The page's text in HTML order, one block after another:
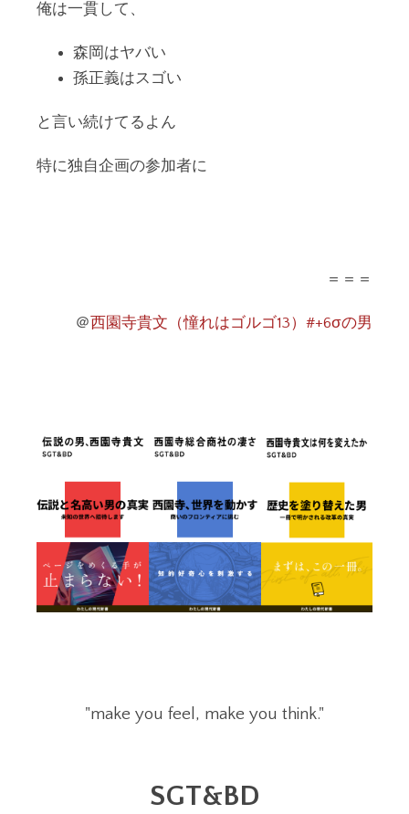
俺は一貫して、
森岡はヤバい
孫正義はスゴい
と言い続けてるよん
特に独自企画の参加者に
＝＝＝
＠西園寺貴文（憧れはゴルゴ13）#+6σの男
"make you feel, make you think."
SGT&BD